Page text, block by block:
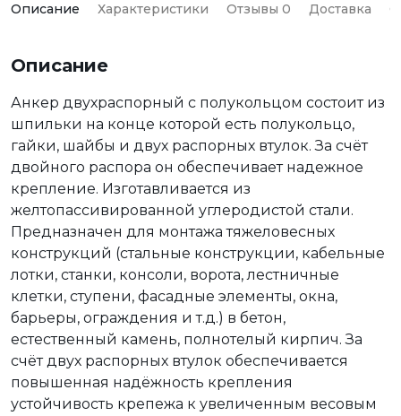
Описание Характеристики Отзывы 0 Доставка
Описание
Анкер двухраспорный с полукольцом состоит из
шпильки на конце которой есть полукольцо,
гайки, шайбы и двух распорных втулок. За счёт
двойного распора он обеспечивает надежное
крепление. Изготавливается из
желтопассивированной углеродистой стали.
Предназначен для монтажа тяжеловесных
конструкций (стальные конструкции, кабельные
лотки, станки, консоли, ворота, лестничные
клетки, ступени, фасадные элементы, окна,
барьеры, ограждения и т.д.) в бетон,
естественный камень, полнотелый кирпич. За
счёт двух распорных втулок обеспечивается
повышенная надёжность крепления
устойчивость крепежа к увеличенным весовым